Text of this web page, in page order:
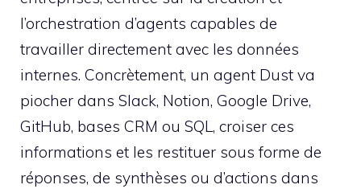
l’orchestration d’agents capables de
travailler directement avec les données
internes. Concrètement, un agent Dust va
piocher dans Slack, Notion, Google Drive,
GitHub, bases CRM ou SQL, croiser ces
informations et les restituer sous forme de
réponses, de synthèses ou d’actions dans